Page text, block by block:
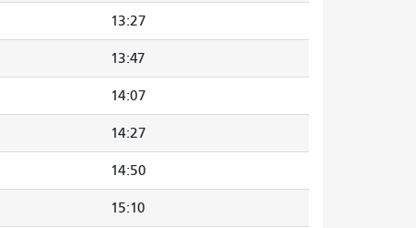
13:27
13:47
14:07
14:27
14:50
15:10